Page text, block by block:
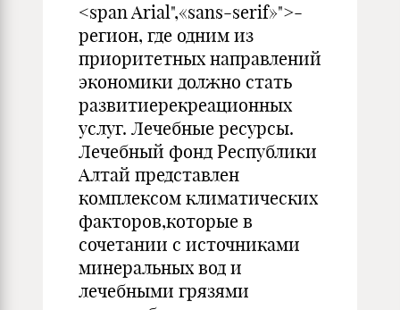
<span Arial",«sans-serif»">-
регион, где одним из
приоритетных направлений
экономики должно стать
развитиерекреационных
услуг. Лечебные ресурсы.
Лечебный фонд Республики
Алтай представлен
комплексом климатических
факторов,которые в
сочетании с источниками
минеральных вод и
лечебными грязями